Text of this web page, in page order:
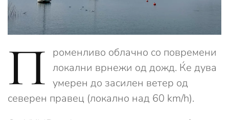
П роменливо облачно со повремени
локални врнежи од дожд. Ќе дува
умерен до засилен ветер од
северен правец (локално над 60 km/h).